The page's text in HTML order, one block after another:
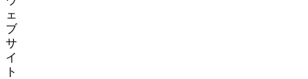
ェ
ブ
サ
イ
ト